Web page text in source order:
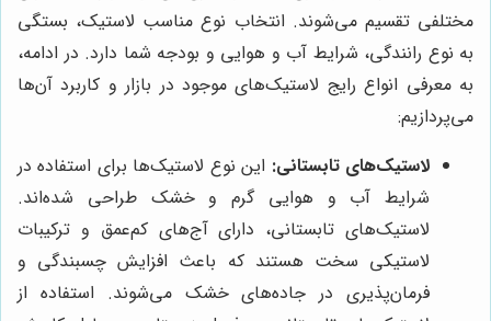
مختلفی تقسیم می‌شوند. انتخاب نوع مناسب لاستیک، بستگی
به نوع رانندگی، شرایط آب و هوایی و بودجه شما دارد. در ادامه،
به معرفی انواع رایج لاستیک‌های موجود در بازار و کاربرد آن‌ها
می‌پردازیم:
لاستیک‌های تابستانی: این نوع لاستیک‌ها برای استفاده در
شرایط آب و هوایی گرم و خشک طراحی شده‌اند.
لاستیک‌های تابستانی، دارای آج‌های کم‌عمق و ترکیبات
لاستیکی سخت هستند که باعث افزایش چسبندگی و
فرمان‌پذیری در جاده‌های خشک می‌شوند. استفاده از